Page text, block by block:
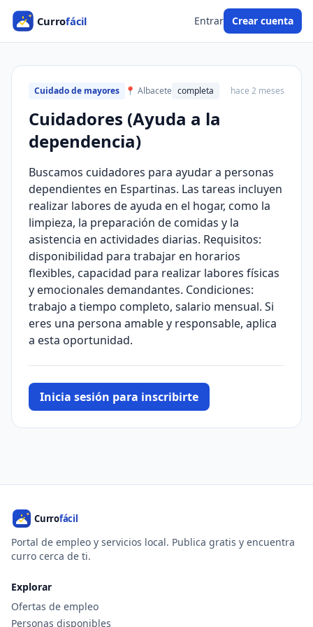
Entrar Crear cuenta
Cuidado de mayores 📍 Albacete completa hace 2 meses
Cuidadores (Ayuda a la
dependencia)
Buscamos cuidadores para ayudar a personas
dependientes en Espartinas. Las tareas incluyen
realizar labores de ayuda en el hogar, como la
limpieza, la preparación de comidas y la
asistencia en actividades diarias. Requisitos:
disponibilidad para trabajar en horarios
flexibles, capacidad para realizar labores físicas
y emocionales demandantes. Condiciones:
trabajo a tiempo completo, salario mensual. Si
eres una persona amable y responsable, aplica
a esta oportunidad.
Inicia sesión para inscribirte
Portal de empleo y servicios local. Publica gratis y encuentra
curro cerca de ti.
Explorar
Ofertas de empleo
Personas disponibles